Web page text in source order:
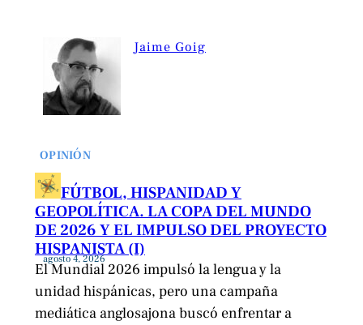
Jaime Goig
OPINIÓN
FÚTBOL, HISPANIDAD Y
GEOPOLÍTICA. LA COPA DEL MUNDO
DE 2026 Y EL IMPULSO DEL PROYECTO
HISPANISTA (I)
agosto 4, 2026
El Mundial 2026 impulsó la lengua y la
unidad hispánicas, pero una campaña
mediática anglosajona buscó enfrentar a